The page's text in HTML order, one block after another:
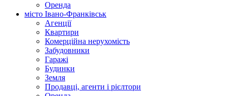
Оренда
місто Івано-Франківськ
Агенції
Квартири
Комерційна нерухомість
Забудовники
Гаражі
Будинки
Земля
Продавці, агенти і рієлтори